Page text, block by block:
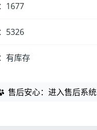
1677
5326
有库存
售后安心：进入售后系统